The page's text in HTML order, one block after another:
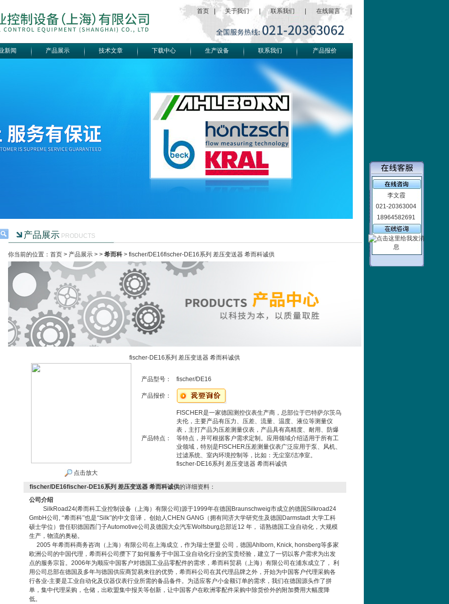
首页 关于我们 联系我们 在线留言
新闻 产品展示 技术文章 下载中心 生产设备 联系我们 产品报价
产品展示PRODUCTS
你当前的位置：首页 > 产品展示> > 希而科> fischer/DE16fischer-DE16系列 差压变送器 希而科诚供
fischer-DE16系列 差压变送器 希而科诚供
点击放大
产品型号： fischer/DE16
产品报价：
产品特点：
FISCHER是一家德国测控仪表生产商，总部位于巴特萨尔茨乌
夫伦，主要产品有压力、压差、流量、温度、液位等测量仪
表，主打产品为压差测量仪表，产品具有高精度、耐用、防爆
等特点，并可根据客户需求定制。应用领域介绍适用于所有工
业领域，特别是FISCHER压差测量仪表广泛应用于泵、风机、
过滤系统、室内环境控制等，比如：无尘室/洁净室。
fischer-DE16系列 差压变送器 希而科诚供
fischer/DE16fischer-DE16系列 差压变送器 希而科诚供的详细资料：
公司介绍
SilkRoad24(希而科工业控制设备（上海）有限公司 )源于1999年在德国 Braunschweig市成立的德国Silkroad24
GmbH公司 , “希而科”也是“Silk”的中文音译， 创始人CHEN GANG （拥有同济大学研究生及德国 Darmstadt 大学工科
硕士学位）曾任职德国西门子Automotive公司及德国大众汽车Wolfsburg总部近12 年， 谙熟德国工业自动化，大规模
生产，物流的奥秘。
2005 年希而科商务咨询（上海）有限公司在上海成立，作为瑞士堡盟 公司，德国Ahlborn, Knick, honsberg等多家
欧洲公司的中国代理，希而科公司攒下了如何服务于中国工业自动化行业的宝贵经验，建立了一切以客户需求为出发
点的服务宗旨。 2006年为顺应中国客户对德国工业品零配件的需求，希而科贸易（上海）有限公司在浦东成立了， 利
用公司总部在德国及多年与德国供应商贸易来往的优势，希而科公司在其代理品牌之外，开始为中国客户代理采购各
行各业-主要是工业自动化及仪器仪表行业所需的备品备件。为适应客户小金额订单的需求，我们在德国源头作了拼
单，集中代理采购，仓储，出欧盟集中报关等创新，让中国客户在欧洲零配件采购中除货价外的附加费用大幅度降
低。
李文霞
021-20363004
18964582691